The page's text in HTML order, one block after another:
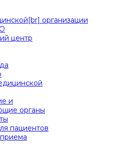
организации
центр
и
органы
пациентов